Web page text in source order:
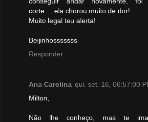
corte.....ela chorou muito de dor!
Muito legal teu alerta!
Beijinhosssssss
Responder
Ana Carolina qui. set. 16, 06:57:00
Milton,
Não lhe conheço, mas te